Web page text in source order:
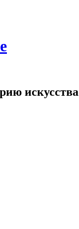
искусства